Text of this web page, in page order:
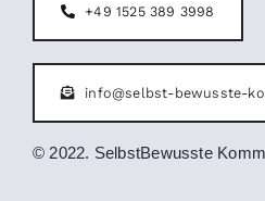
+49 1525 389 3998
info@selbst-bewusste-
© 2022. SelbstBewusste